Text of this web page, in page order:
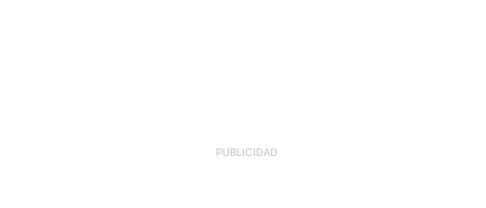
PUBLICIDAD